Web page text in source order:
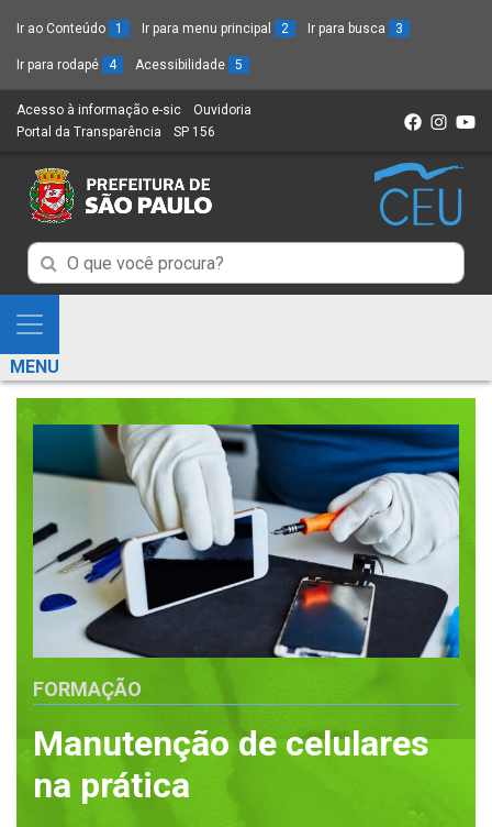
Ir ao Conteúdo 1 Ir para menu principal 2 Ir para busca 3
Ir para rodapé 4 Acessibilidade 5
Acesso à informação e-sic (Link
para
novo
sítio)
Ouvidoria
Portal da Transparência (Link
um
novo
SP 156
Campo
de
Busca
de
informações
Campo
de
de
informações
Mostra
e
Esconde
Menu
MENU
FORMAÇÃO
Manutenção de celulares
na prática